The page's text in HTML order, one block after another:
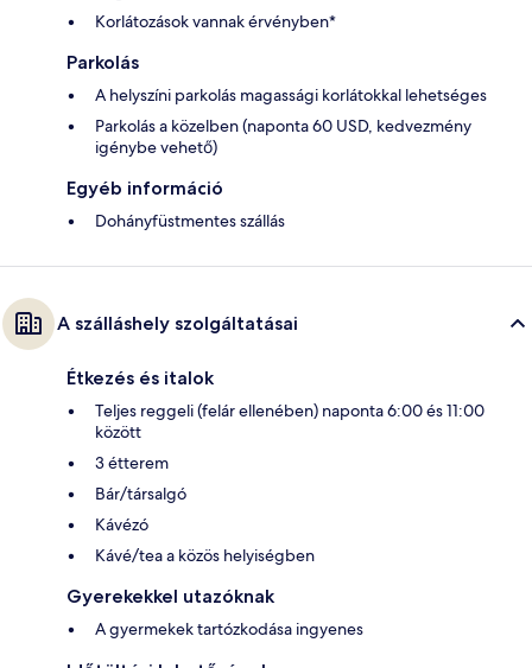
Korlátozások vannak érvényben*
Parkolás
A helyszíni parkolás magassági korlátokkal lehetséges
Parkolás a közelben (naponta 60 USD, kedvezmény
igénybe vehető)
Egyéb információ
Dohányfüstmentes szállás
A szálláshely szolgáltatásai
Étkezés és italok
Teljes reggeli (felár ellenében) naponta 6:00 és 11:00
között
3 étterem
Bár/társalgó
Kávézó
Kávé/tea a közös helyiségben
Gyerekekkel utazóknak
A gyermekek tartózkodása ingyenes